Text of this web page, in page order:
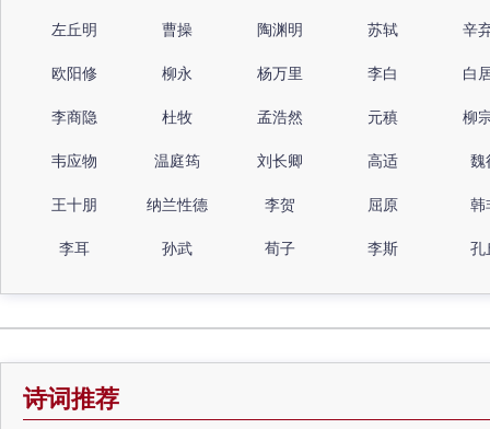
左丘明 曹操 陶渊明 苏轼 辛
欧阳修 柳永 杨万里 李白 白
李商隐 杜牧 孟浩然 元稹 柳
韦应物 温庭筠 刘长卿 高适 魏
王十朋 纳兰性德 李贺 屈原 韩
李耳 孙武 荀子 李斯 孔
诗词推荐